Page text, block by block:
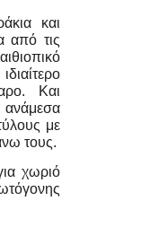
και
από τις
Και
με
τους.
χωριό